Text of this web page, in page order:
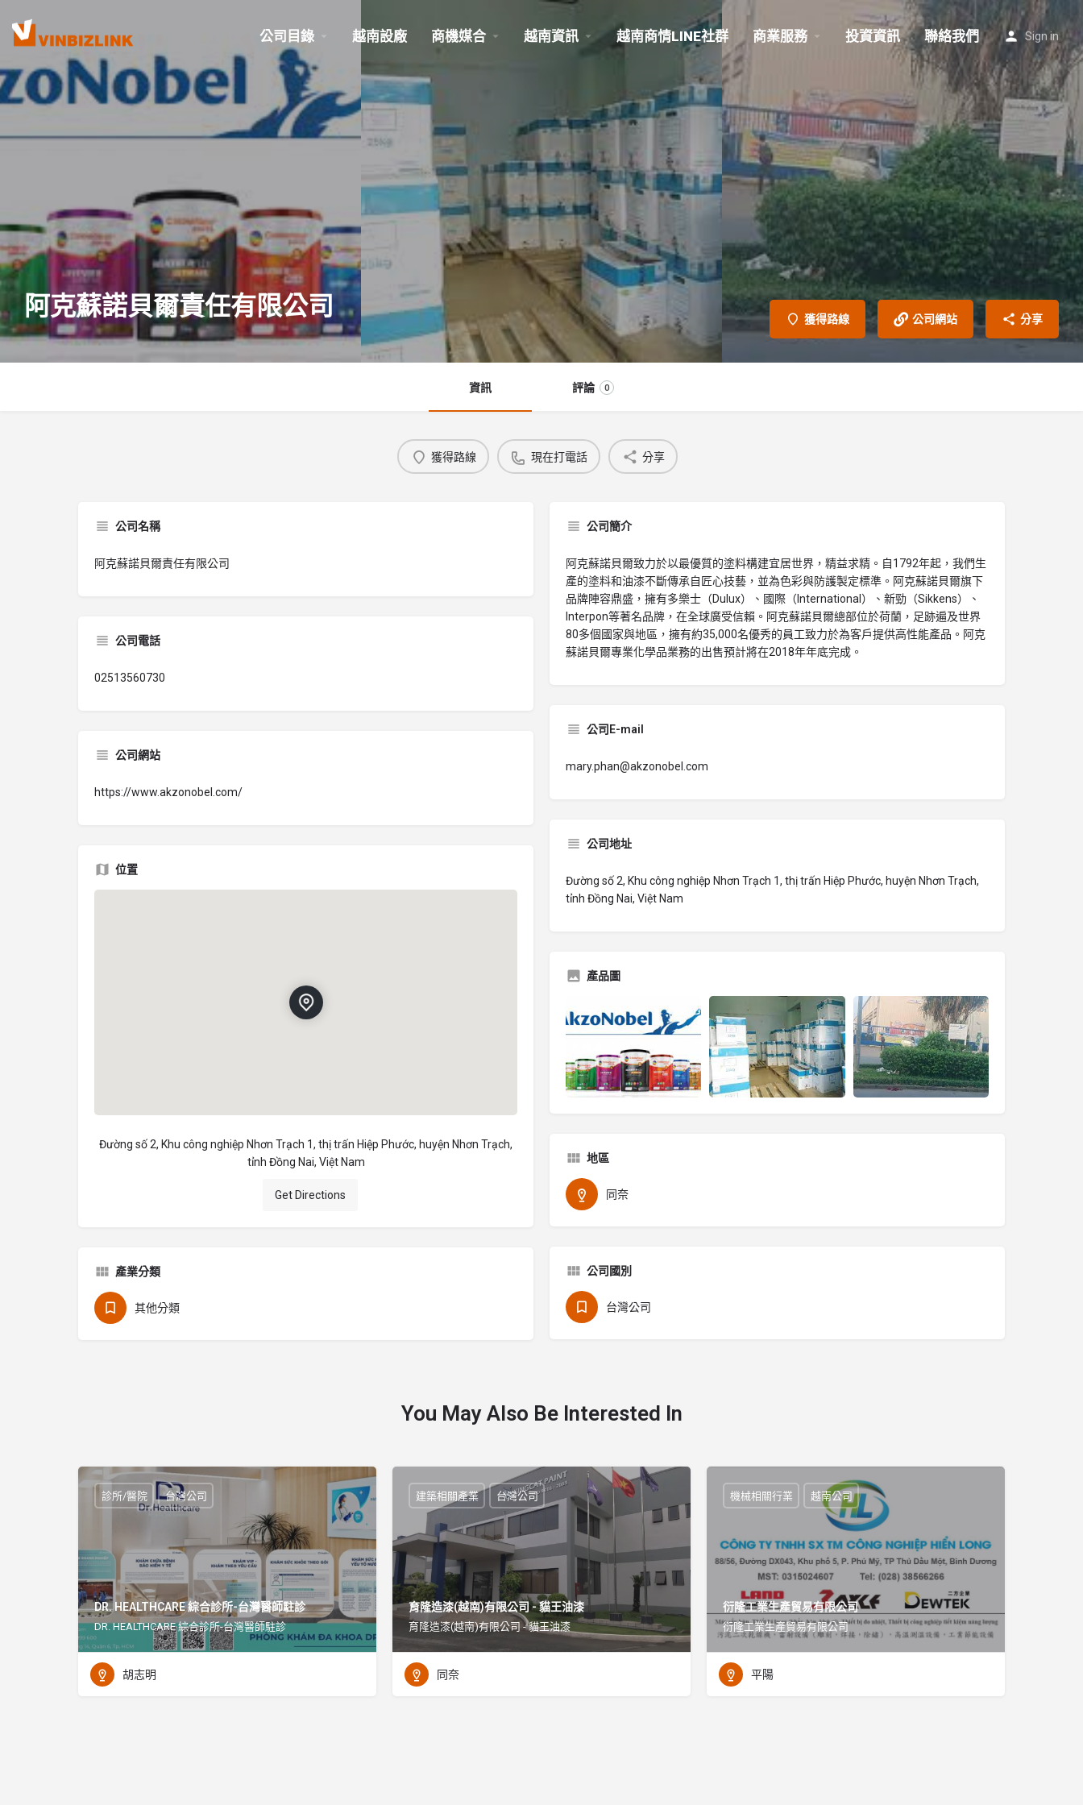
公司目錄 越南設廠 商機媒合 越南資訊 越南商情LINE社群 商業服務 投資資訊 聯絡我們 Sign in
阿克蘇諾貝爾責任有限公司 獲得路線 公司網站 分享
資訊 評論 0
獲得路線 現在打電話 分享
公司名稱
阿克蘇諾貝爾責任有限公司
公司簡介
阿克蘇諾貝爾致力於以最優質的塗料構建宜居世界，精益求精。自1792年起，我們生
產的塗料和油漆不斷傳承自匠心技藝，並為色彩與防護製定標準。阿克蘇諾貝爾旗下
品牌陣容鼎盛，擁有多樂士（Dulux）、國際（International）、新勁（Sikkens）、
Interpon等著名品牌，在全球廣受信賴。阿克蘇諾貝爾總部位於荷蘭，足跡遍及世界
80多個國家與地區，擁有約35,000名優秀的員工致力於為客戶提供高性能產品。阿克
蘇諾貝爾專業化學品業務的出售預計將在2018年年底完成。
公司電話
02513560730
公司E-mail
mary.phan@akzonobel.com
公司網站
https://www.akzonobel.com/
公司地址
Đường số 2, Khu công nghiệp Nhơn Trạch 1, thị trấn Hiệp Phước, huyện Nhơn Trạch,
tỉnh Đồng Nai, Việt Nam
位置
Đường số 2, Khu công nghiệp Nhơn Trạch 1, thị trấn Hiệp Phước, huyện Nhơn Trạch,
tỉnh Đồng Nai, Việt Nam
Get Directions
產品圖
地區
同奈
公司國別
台灣公司
產業分類
其他分類
You May Also Be Interested In
DR. HEALTHCARE 綜合診所-台灣醫師駐診
DR. HEALTHCARE 綜合診所-台灣醫師駐診
診所/醫院 台灣公司
胡志明
育隆造漆(越南)有限公司 - 貓王油漆
育隆造漆(越南)有限公司 - 貓王油漆
建築相關產業 台灣公司
同奈
衍隆工業生產貿易有限公司
衍隆工業生產貿易有限公司
機械相關行業 越南公司
平陽